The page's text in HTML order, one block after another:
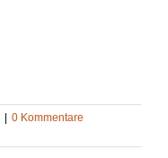
0 Kommentare